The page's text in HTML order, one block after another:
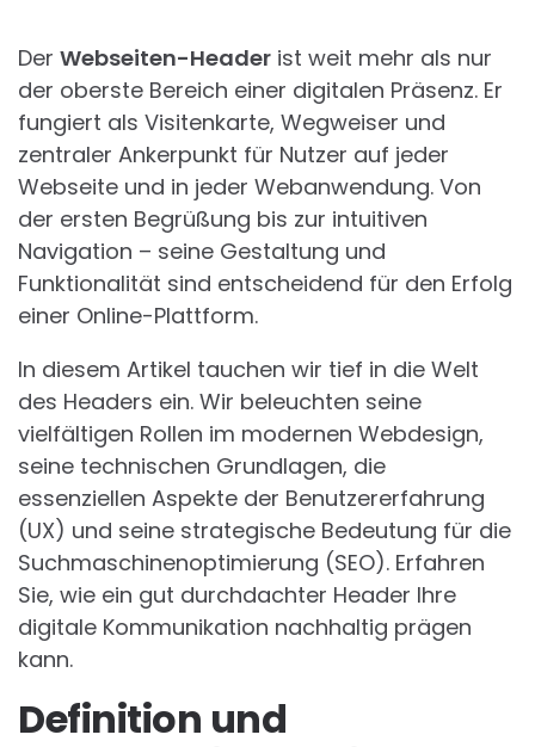
Der Webseiten-Header ist weit mehr als nur
der oberste Bereich einer digitalen Präsenz. Er
fungiert als Visitenkarte, Wegweiser und
zentraler Ankerpunkt für Nutzer auf jeder
Webseite und in jeder Webanwendung. Von
der ersten Begrüßung bis zur intuitiven
Navigation – seine Gestaltung und
Funktionalität sind entscheidend für den Erfolg
einer Online-Plattform.
In diesem Artikel tauchen wir tief in die Welt
des Headers ein. Wir beleuchten seine
vielfältigen Rollen im modernen Webdesign,
seine technischen Grundlagen, die
essenziellen Aspekte der Benutzererfahrung
(UX) und seine strategische Bedeutung für die
Suchmaschinenoptimierung (SEO). Erfahren
Sie, wie ein gut durchdachter Header Ihre
digitale Kommunikation nachhaltig prägen
kann.
Definition und